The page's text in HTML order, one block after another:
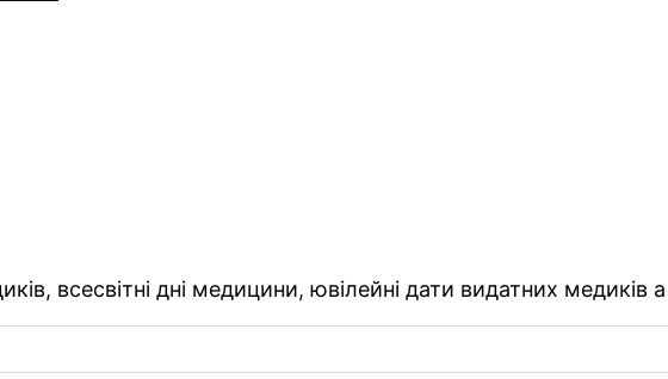
всесвітні дні медицини, ювілейні дати видатних медиків